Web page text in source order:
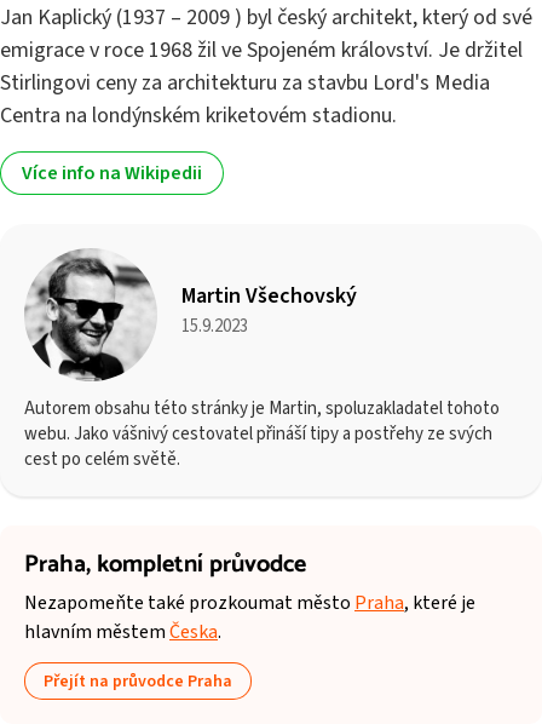
Jan Kaplický (1937 – 2009 ) byl český architekt, který od své
emigrace v roce 1968 žil ve Spojeném království. Je držitel
Stirlingovi ceny za architekturu za stavbu Lord's Media
Centra na londýnském kriketovém stadionu.
Více info na Wikipedii
Martin Všechovský
15.9.2023
Autorem obsahu této stránky je Martin, spoluzakladatel tohoto
webu. Jako vášnivý cestovatel přináší tipy a postřehy ze svých
cest po celém světě.
Praha,kompletní průvodce
Nezapomeňte také prozkoumat městoPraha, které je
hlavním městemČeska.
Přejít na průvodce Praha